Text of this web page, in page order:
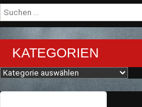
Suche
nach:
KATEGORIEN
Kategorien